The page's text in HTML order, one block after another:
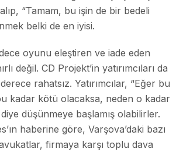
“Tamam, bu işin de bir bedeli
belki de en iyisi.
oyunu eleştiren ve iade eden
değil. CD Projekt’in yatırımcıları da
rahatsız. Yatırımcılar, “Eğer bu
kadar kötü olacaksa, neden o kadar
diye düşünmeye başlamış olabilirler.
haberine göre, Varşova’daki bazı
avukatlar, firmaya karşı toplu dava